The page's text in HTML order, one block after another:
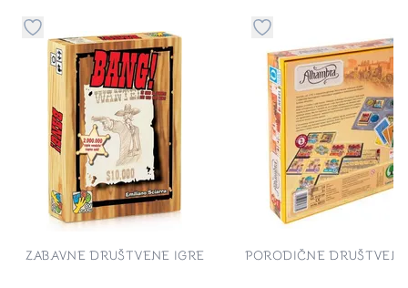
Dugme za dodavanje stvari u kategoriju omiljeno
ZABAVNE DRUŠTVENE IGRE
Dugme za dodavanje
PORODIČNE